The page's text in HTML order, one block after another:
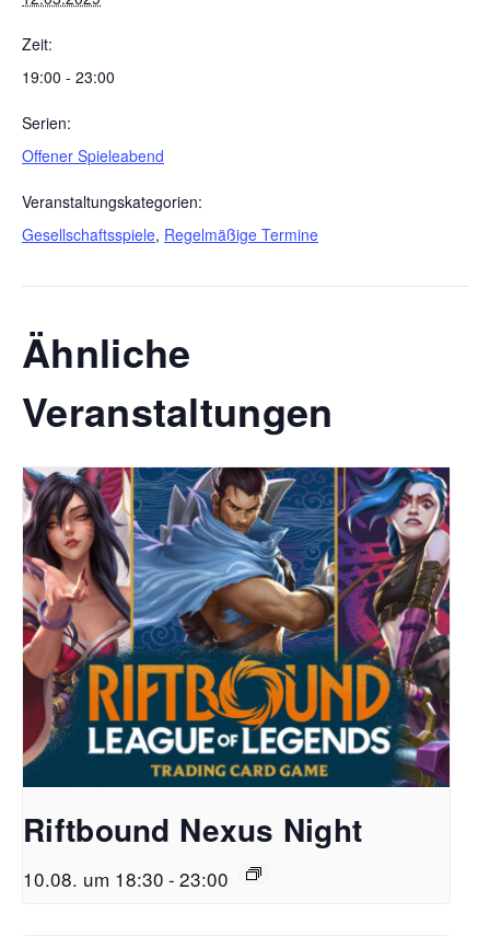
Zeit:
19:00 - 23:00
Serien:
Offener Spieleabend
Veranstaltungskategorien:
Gesellschaftsspiele, Regelmäßige Termine
Ähnliche
Veranstaltungen
Riftbound Nexus Night
10.08. um 18:30 - 23:00